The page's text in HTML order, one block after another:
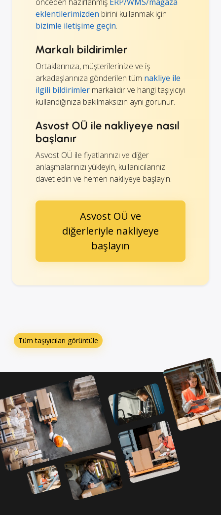
eklentilerimizden birini kullanmak için
bizimle iletişime geçin.
Markalı bildirimler
Ortaklarınıza, müşterilerinize ve iş
arkadaşlarınıza gönderilen tüm nakliye ile
ilgili bildirimler markalıdır ve hangi taşıyıcıyı
kullandığınıza bakılmaksızın aynı görünür.
Asvost OÜ ile nakliyeye nasıl
başlanır
Asvost OÜ ile fiyatlarınızı ve diğer
anlaşmalarınızı yükleyin, kullanıcılarınızı
davet edin ve hemen nakliyeye başlayın.
Asvost OÜ ve
diğerleriyle nakliyeye
başlayın
Tüm taşıyıcıları görüntüle